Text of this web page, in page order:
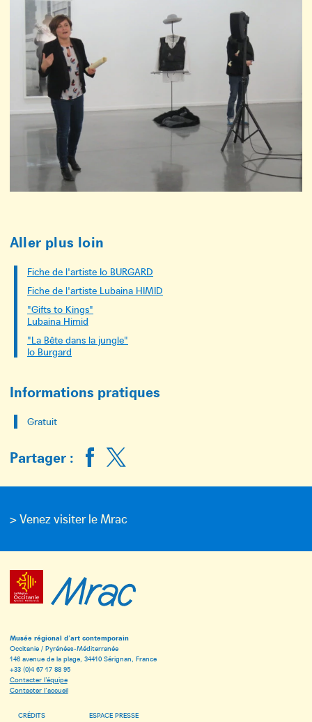
Aller plus loin
Fiche de l'artiste Io BURGARD
Fiche de l'artiste Lubaina HIMID
"Gifts to Kings"
Lubaina Himid
"La Bête dans la jungle"
Io Burgard
Informations pratiques
Gratuit
Partager :
> Venez visiter le Mrac
Musée régional d’art contemporain
Occitanie / Pyrénées-Méditerranée
146 avenue de la plage, 34410 Sérignan, France
+33 (0)4 67 17 88 95
Contacter l’équipe
Contacter l’accueil
CRÉDITS ESPACE PRESSE